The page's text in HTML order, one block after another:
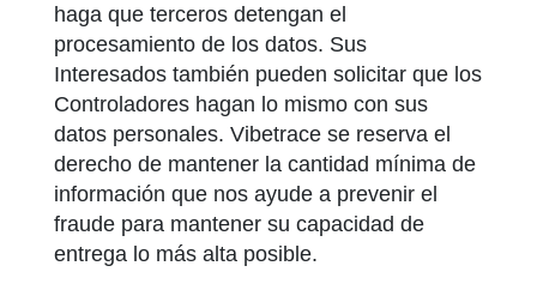
haga que terceros detengan el
procesamiento de los datos. Sus
Interesados también pueden solicitar que los
Controladores hagan lo mismo con sus
datos personales. Vibetrace se reserva el
derecho de mantener la cantidad mínima de
información que nos ayude a prevenir el
fraude para mantener su capacidad de
entrega lo más alta posible.